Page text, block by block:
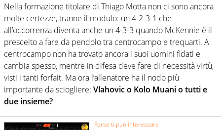
Nella formazione titolare di Thiago Motta non ci sono ancora
molte certezze, tranne il modulo: un 4-2-3-1 che
all’occorrenza diventa anche un 4-3-3 quando McKennie è il
prescelto a fare da pendolo tra centrocampo e trequarti. A
centrocampo non ha trovato ancora i suoi uomini fidati e
cambia spesso, mentre in difesa deve fare di necessità virtù,
visti i tanti forfait. Ma ora l’allenatore ha il nodo più
importante da sciogliere: Vlahovic o Kolo Muani o tutti e
due insieme?
Forse ti può interessare